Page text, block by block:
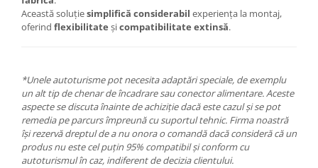
Această soluțiesimplifică considerabil experiența la montaj,
oferind flexibilitate șicompatibilitate extinsă.
*Unele autoturisme pot necesita adaptări speciale, de exemplu
un alt tip de chenar de încadrare sau conector alimentare. Aceste
aspecte se discuta înainte de achiziție dacă este cazul și se pot
remedia pe parcurs împreună cu suportul tehnic. Firma noastră
își rezervă dreptul de a nu onora o comandă dacă consideră că un
produs nu este cel puțin 95% compatibil și conform cu
autoturismul în caz, indiferent de decizia clientului.